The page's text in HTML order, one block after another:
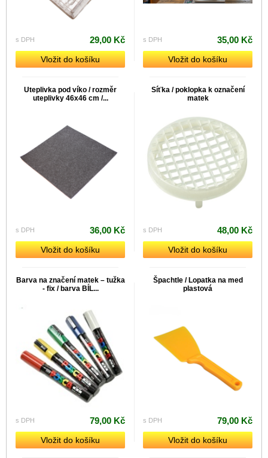
s DPH 29,00 Kč
Vložit do košíku
s DPH 35,00 Kč
Vložit do košíku
Uteplivka pod víko / rozměr
uteplivky 46x46 cm /...
s DPH 36,00 Kč
Vložit do košíku
Síťka / poklopka k označení
matek
s DPH 48,00 Kč
Vložit do košíku
Barva na značení matek – tužka
- fix / barva BÍL...
s DPH 79,00 Kč
Vložit do košíku
Špachtle / Lopatka na med
plastová
s DPH 79,00 Kč
Vložit do košíku